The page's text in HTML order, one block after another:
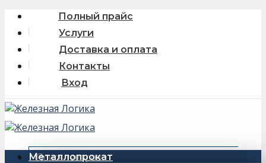
Skip
content
Полный прайс
Услуги
Доставка и оплата
Контакты
Вход
Искать:
Металлопрокат